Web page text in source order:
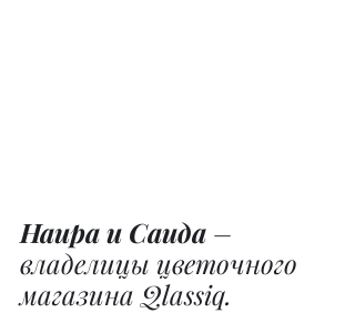
Наира и Саида –
владелицы цветочного
магазина Qlassiq.